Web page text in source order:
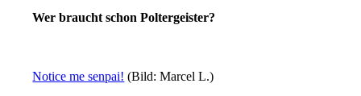
Wer braucht schon Poltergeister?
Notice me senpai! (Bild: Marcel L.)